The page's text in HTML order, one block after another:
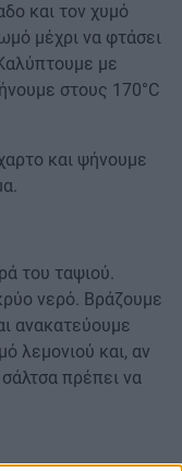
και τον χυμό
μέχρι να φτάσει
με
στους 170°C
και ψήνουμε
του ταψιού.
νερό. Βράζουμε
ανακατεύουμε
λεμονιού και, αν
πρέπει να